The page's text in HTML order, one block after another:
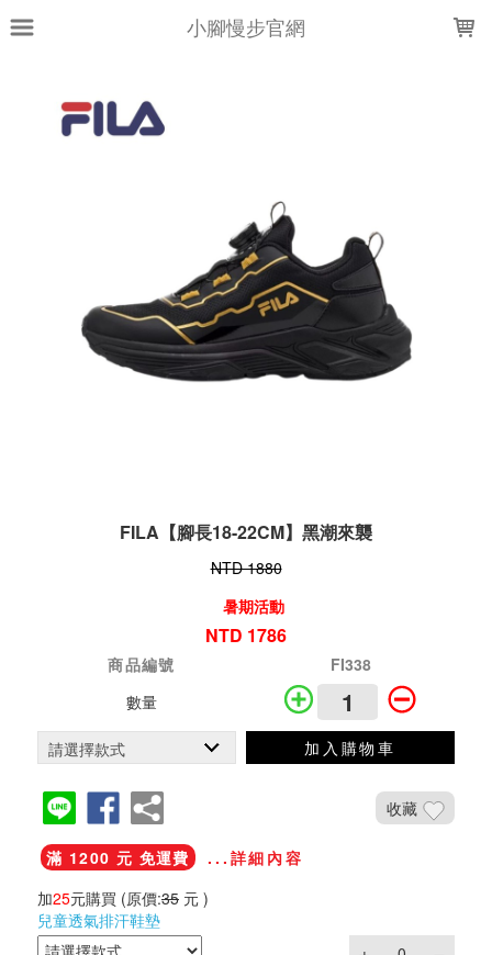
小腳慢步官網
FILA【腳長18-22CM】黑潮來襲
NTD 1880
暑期活動
NTD 1786
商品編號
FI338
數量
加入購物車
收藏
滿 1200 元 免運費
...詳細內容
加25元購買 (原價:35 元 )
兒童透氣排汗鞋墊